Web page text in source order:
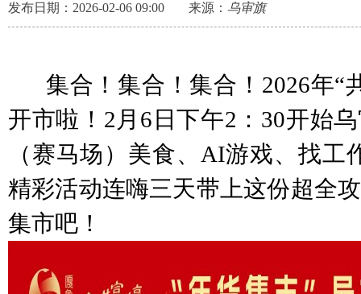
发布日期：2026-02-06 09:00 来源： 乌审旗
集合！集合！集合！2026年“
开市啦！2月6日下午2：30开始
（赛马场）美食、AI游戏、找工
精彩活动连嗨三天带上这份超全
集市吧！